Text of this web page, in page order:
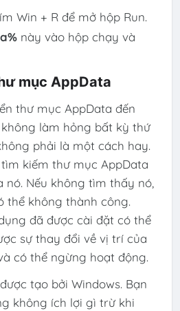
Win + R để mở hộp Run.
này vào hộp chạy và
mục AppData
thư mục AppData đến
làm hỏng bất kỳ thứ
phải là một cách ​​hay.
kiếm thư mục AppData
nó. Nếu không tìm thấy nó,
thể không thành công.
đã được cài đặt có thể
sự thay đổi về vị trí của
có thể ngừng hoạt động.
tạo bởi Windows. Bạn
không ích lợi gì trừ khi